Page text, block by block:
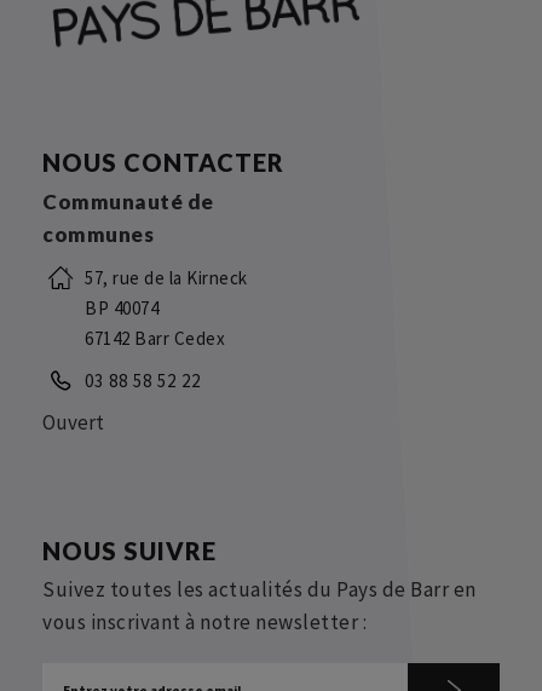
NOUS CONTACTER
Communauté de
communes
57, rue de la Kirneck
BP 40074
67142 Barr Cedex
03 88 58 52 22
Ouvert
NOUS SUIVRE
Suivez toutes les actualités du Pays de Barr en
vous inscrivant à notre newsletter :